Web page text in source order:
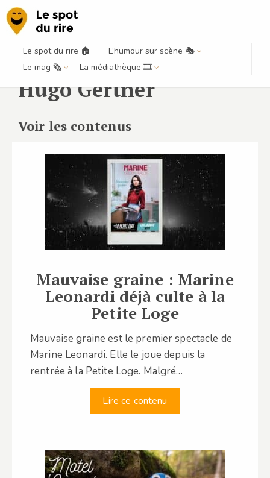
Le spot du rire 🏠
L’humour sur scène 🎭
Le mag 🗞️
La médiathèque 🎞️
Hugo Gertner
Voir les contenus
Mauvaise graine : Marine
Leonardi déjà culte à la
Petite Loge
Mauvaise graine est le premier spectacle de
Marine Leonardi. Elle le joue depuis la
rentrée à la Petite Loge. Malgré…
Lire ce contenu